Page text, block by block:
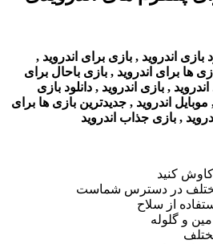
بازی اندروید , بازی برای اندروید ,
ها برای اندروید , بازی باحال برای
, بازی اندروید , دانلود بازی
موبایل اندروید , جدیدترین بازی ها برای
, بازی جذاب اندروید
کاوش کنید
از سلاح
و گلوله